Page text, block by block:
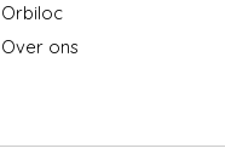
Orbiloc
Over ons